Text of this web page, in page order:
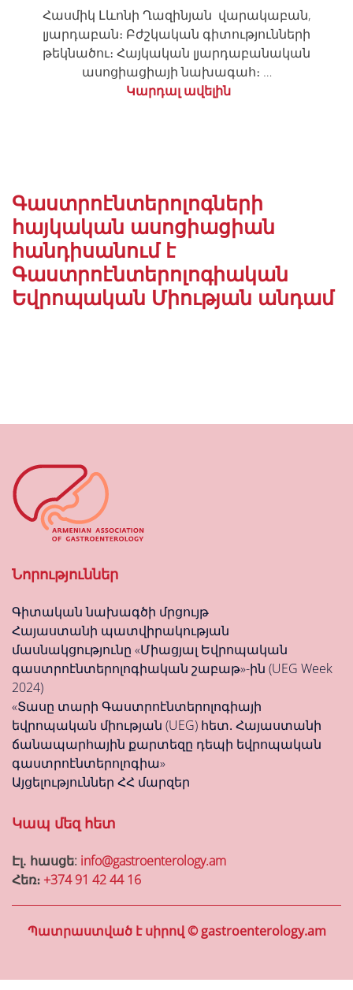
Հասմիկ Լևոնի Ղազինյան վարակաբան,
լյարդաբան։ Բժշկական գիտությունների
թեկնածու։ Հայկական լյարդաբանական
ասոցիացիայի նախագահ։ …
Կարդալ ավելին
Գաստրոէնտերոլոգների
հայկական ասոցիացիան
հանդիսանում է
Գաստրոէնտերոլոգիական
Եվրոպական Միության անդամ
Նորություններ
Գիտական նախագծի մրցույթ
Հայաստանի պատվիրակության
մասնակցությունը «Միացյալ Եվրոպական
գաստրոէնտերոլոգիական շաբաթ»-ին (UEG Week
2024)
«Տասը տարի Գաստրոէնտերոլոգիայի
եվրոպական միության (UEG) հետ․ Հայաստանի
ճանապարհային քարտեզը դեպի եվրոպական
գաստրոէնտերոլոգիա»
Այցելություններ ՀՀ մարզեր
Կապ մեզ հետ
Էլ․ հասցե: info@gastroenterology.am
Հեռ։+374 91 42 44 16
Պատրաստված է սիրով © gastroenterology.am